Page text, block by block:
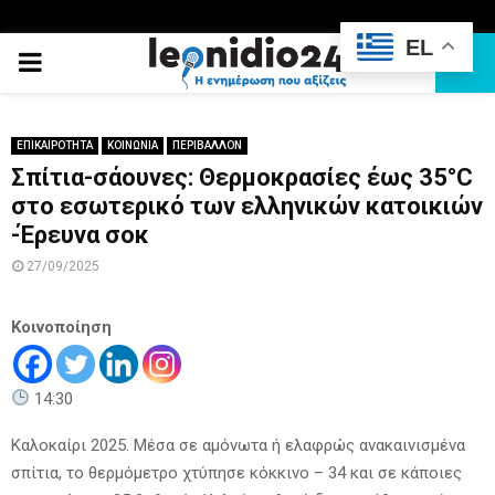
PRIMARY
ΕΠΙΚΑΙΡΟΤΗΤΑ ΚΟΙΝΩΝΙΑ ΠΕΡΙΒΑΛΛΟΝ
Σπίτια-σάουνες: Θερμοκρασίες έως 35°C
στο εσωτερικό των ελληνικών κατοικιών
-Έρευνα σοκ
27/09/2025
Κοινοποίηση
14:30
Καλοκαίρι 2025. Μέσα σε αμόνωτα ή ελαφρώς ανακαινισμένα
σπίτια, το θερμόμετρο χτύπησε κόκκινο – 34 και σε κάποιες
EL